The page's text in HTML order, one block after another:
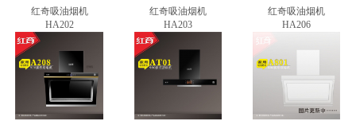
红奇吸油烟机
HA202
红奇吸油烟机
HA203
红奇吸油烟机
HA206